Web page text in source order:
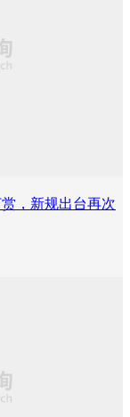
，新规出台再次